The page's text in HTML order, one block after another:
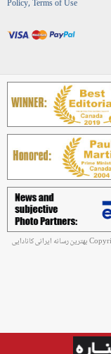
Policy, Terms of Use
Copyright © Best Iranian Persian Canadian news ads media magazine بهترین رسانه ایرانی کانادایی